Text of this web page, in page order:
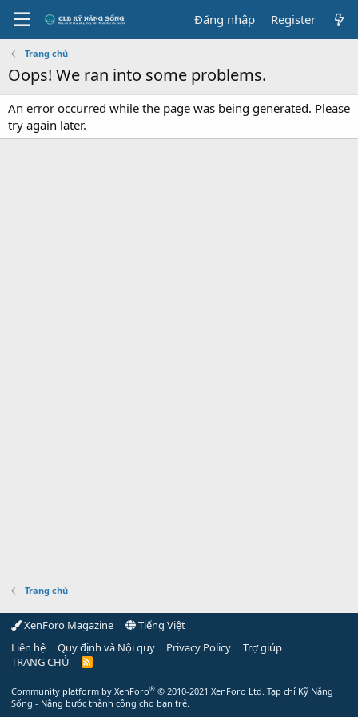
Đăng nhập Register
Trang chủ
Oops! We ran into some problems.
An error occurred while the page was being generated. Please
try again later.
Trang chủ
XenForo Magazine
Tiếng Việt
Liên hệ
Quy định và Nội quy Privacy Policy
Trợ giúp
TRANG CHỦ
R
Community platform by XenForo® © 2010-2021 XenForo Ltd. Tạp chí Kỹ Năng
Sống - Nâng bước thành công cho bạn trẻ.